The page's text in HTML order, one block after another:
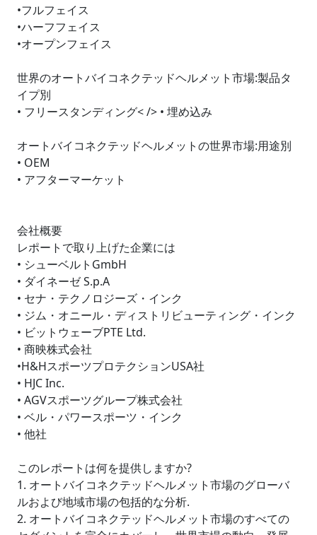
•フルフェイス
•ハーフフェイス
•オープンフェイス
世界のオートバイコネクテッドヘルメット市場:製品タ
イプ別
• フリースタンディング< /> • 埋め込み
オートバイコネクテッドヘルメットの世界市場:用途別
• OEM
• アフターマーケット
会社概要
レポートで取り上げた企業には
• シューベルトGmbH
• ダイネーゼ S.p.A
• セナ・テクノロジーズ・インク
• ジム・オニール・ディストリビューティング・インク
• ビットウェーブPTE Ltd.
• 商映株式会社
•H&HスポーツプロテクションUSA社
• HJC Inc.
• AGVスポーツグループ株式会社
• ベル・パワースポーツ・インク
• 他社
このレポートは何を提供しますか?
1. オートバイコネクテッドヘルメット市場のグローバ
ルおよび地域市場の包括的な分析.
2. オートバイコネクテッドヘルメット市場のすべての